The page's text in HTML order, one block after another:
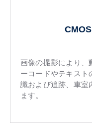
画像の撮影により、
ーコードやテキスト
識および追跡、車室
ます。